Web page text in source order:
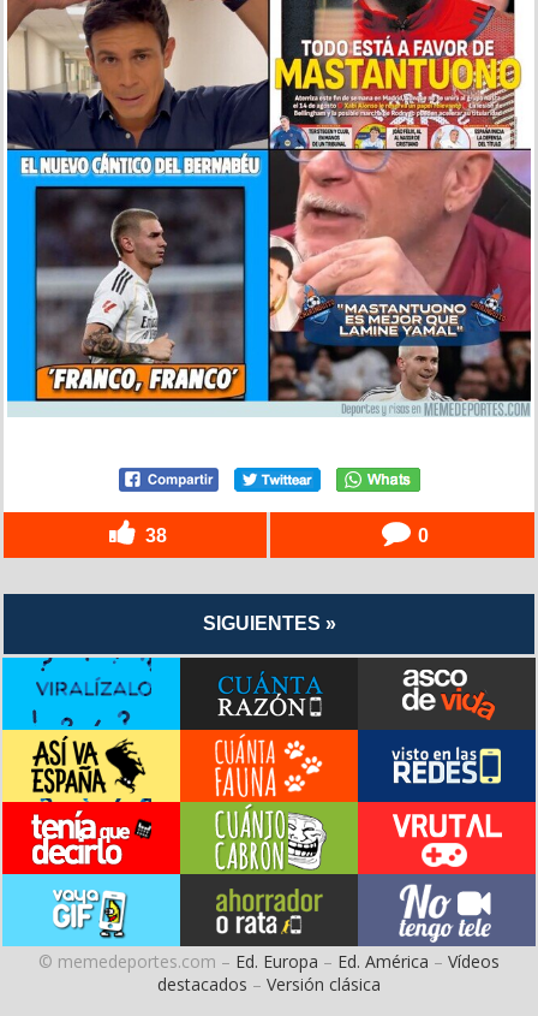
38 0
SIGUIENTES »
© memedeportes.com – Ed. Europa – Ed. América – Vídeos
destacados – Versión clásica